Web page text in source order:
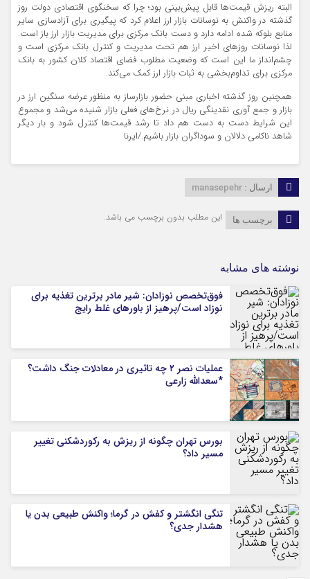
البته ریزش قیمت‌ها قابل پیش‌بینی بود؛ چرا که سخنگوی اقتصادی دولت روز
گذشته در واکنش به نوسانات بازار ارز اعلام کرد که پیگیری برای آزادسازی سایر
منابع بلوکه شده ادامه دارد و دست بانک مرکزی برای مدیریت بازار ارز باز است.
لذا نوسانات روزهای اخیر ارز هم تحت مدیریت و کنترل بانک مرکزی است و
چشم‌انداز ما این است که وضعیت مطلوب فضای اقتصاد کلان کشور به بانک
مرکزی برای تداوم‌بخشی به ثبات بازار ارز کمک می‌کند.
همچنین روز گذشته اخباری مبنی حضور بازارساز به منظور عرضه سنگین ارز در
بازار و جمع آوری نقدینگی ریال در نرخ‌های فعلی بازار شنیده می‌شد و مجموع
این شرایط دست به دست هم داد تا رشد قیمت‌ها کنترل شود و بار دیگر
شاهد ناکامی دلالان و سوداگران بازار باشیم./ایرنا
ارسال : manasepehr
برچسب ها این مطلب بدون برچسب می باشد.
نوشته های مشابه
فوق‌تخصص نوزادان: شیر مادر برترین تغذیه برای
نوزاد است/پرهیز از باورهای غلط رایج
عملیات نصر ۲ چه تاثیری در معادلات جنگ داشت؟
*سعدالله زارعی
بورس تهران چگونه از ریزش به رکوردشکنی تغییر
مسیر داد؟
تنگی انگشتر و کفش در گرما؛ واکنش طبیعی بدن یا
هشدار جدی؟